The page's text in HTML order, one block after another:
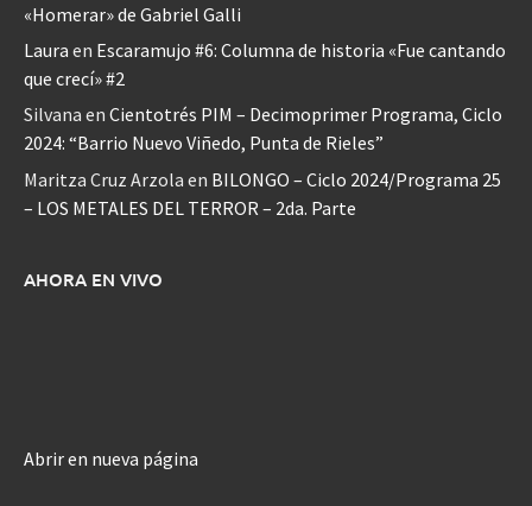
«Homerar» de Gabriel Galli
Laura en Escaramujo #6: Columna de historia «Fue cantando
que crecí» #2
Silvana en Cientotrés PIM – Decimoprimer Programa, Ciclo
2024: “Barrio Nuevo Viñedo, Punta de Rieles”
Maritza Cruz Arzola en BILONGO – Ciclo 2024/Programa 25
– LOS METALES DEL TERROR – 2da. Parte
AHORA EN VIVO
Abrir en nueva página